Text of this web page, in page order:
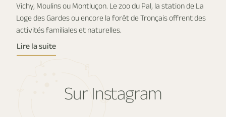
Vichy, Moulins ou Montluçon. Le zoo du Pal, la station de La
Loge des Gardes ou encore la forêt de Tronçais offrent des
activités familiales et naturelles.
Lire la suite
Sur Instagram